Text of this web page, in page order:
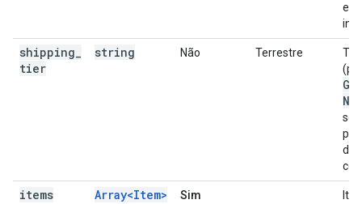
e
shipping
tier
string Não Terrestre
do
items Array<Item> Sim